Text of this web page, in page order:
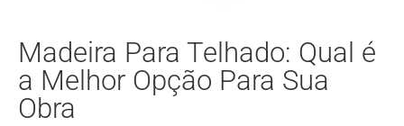
Madeira Para Telhado: Qual é
a Melhor Opção Para Sua
Obra